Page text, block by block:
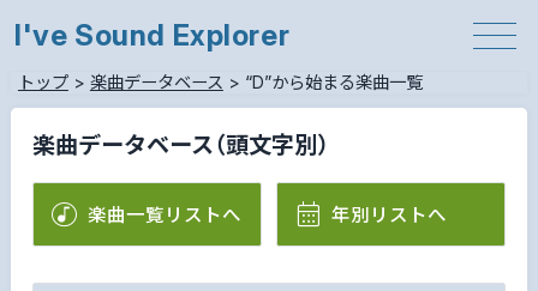
I've Sound Explorer
トップ> 楽曲データベース > “D”から始まる楽曲一覧
楽曲データベース（頭文字別）
楽曲一覧リストへ 年別リストへ